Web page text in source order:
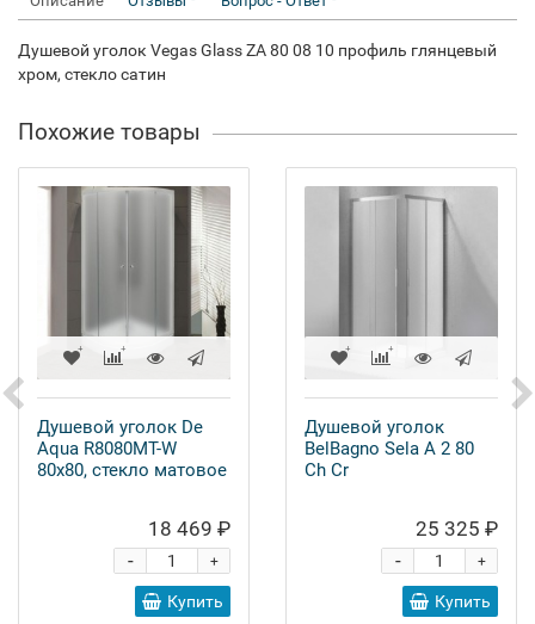
Душевой уголок Vegas Glass ZA 80 08 10 профиль глянцевый
хром, стекло сатин
Похожие товары
Душевой уголок De
Aqua R8080MT-W
80х80, стекло матовое
18 469 ₽
+
-
Купить
Душевой уголок
BelBagno Sela A 2 80
Ch Cr
25 325 ₽
+
-
Купить